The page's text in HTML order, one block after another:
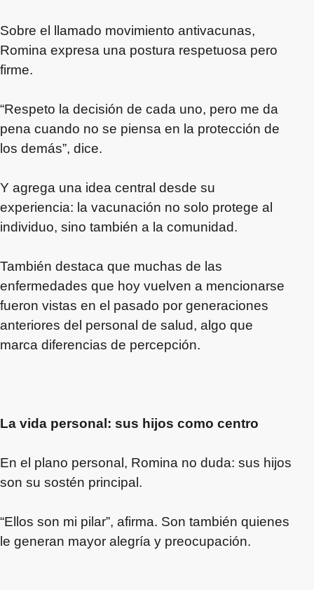
Sobre el llamado movimiento antivacunas,
Romina expresa una postura respetuosa pero
firme.
“Respeto la decisión de cada uno, pero me da
pena cuando no se piensa en la protección de
los demás”, dice.
Y agrega una idea central desde su
experiencia: la vacunación no solo protege al
individuo, sino también a la comunidad.
También destaca que muchas de las
enfermedades que hoy vuelven a mencionarse
fueron vistas en el pasado por generaciones
anteriores del personal de salud, algo que
marca diferencias de percepción.
La vida personal: sus hijos como centro
En el plano personal, Romina no duda: sus hijos
son su sostén principal.
“Ellos son mi pilar”, afirma. Son también quienes
le generan mayor alegría y preocupación.